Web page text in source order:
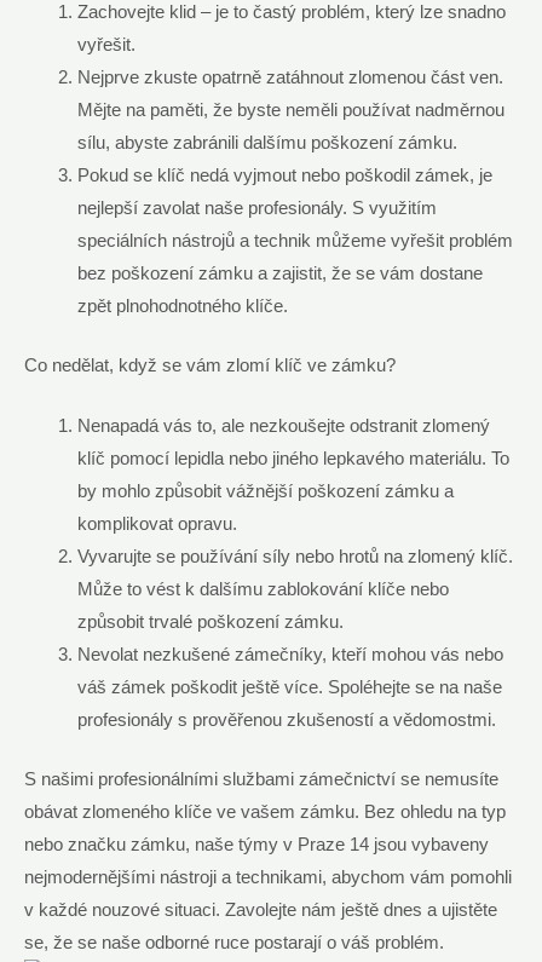
Zachovejte klid – je to častý problém, který lze snadno
vyřešit.
Nejprve zkuste opatrně zatáhnout zlomenou část ven.
Mějte na paměti, že byste neměli používat nadměrnou
sílu, abyste zabránili dalšímu poškození zámku.
Pokud se klíč nedá vyjmout nebo poškodil zámek, je
nejlepší zavolat naše profesionály. S využitím
speciálních nástrojů a technik můžeme vyřešit problém
bez poškození zámku a zajistit, že se vám dostane
zpět plnohodnotného klíče.
Co nedělat, když se vám zlomí klíč ve zámku?
Nenapadá vás to, ale nezkoušejte odstranit zlomený
klíč pomocí lepidla nebo jiného lepkavého materiálu. To
by mohlo způsobit vážnější poškození zámku a
komplikovat opravu.
Vyvarujte se používání síly nebo hrotů na zlomený klíč.
Může to vést k dalšímu zablokování klíče nebo
způsobit trvalé poškození zámku.
Nevolat nezkušené zámečníky, kteří mohou vás nebo
váš zámek poškodit ještě více. Spoléhejte se na naše
profesionály s prověřenou zkušeností a vědomostmi.
S našimi profesionálními službami zámečnictví se nemusíte
obávat zlomeného klíče ve vašem zámku. Bez ohledu na typ
nebo značku zámku, naše týmy v Praze 14 jsou vybaveny
nejmodernějšími nástroji a technikami, abychom vám pomohli
v každé nouzové situaci. Zavolejte nám ještě dnes a ujistěte
se, že se naše odborné ruce postarají o váš problém.